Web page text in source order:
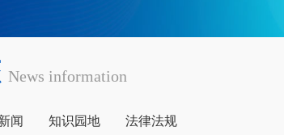
News information
闻 知识园地 法律法规